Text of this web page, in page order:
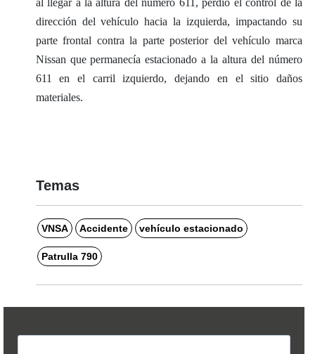
al llegar a la altura del número 611, perdió el control de la
dirección del vehículo hacia la izquierda, impactando su
parte frontal contra la parte posterior del vehículo marca
Nissan que permanecía estacionado a la altura del número
611 en el carril izquierdo, dejando en el sitio daños
materiales.
Temas
VNSA Accidente vehículo estacionado
Patrulla 790